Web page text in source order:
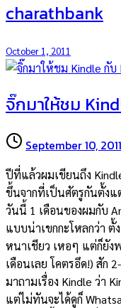
charathbank
October 1, 2011
จิ๊กมาให้ชม
September 10, 2011
ปีที่แล้วผมเขียนถึง
ขึ้นจากที่เป็นศัตรูกันตั้งแ
วันนี้ 1 เดือนของผมกับ
แบบน่าเขกกะโหลกว่า ตั้
หนาเชียว เหอๆ แต่ก็ยัง
เดือนเลย โคตรอึด!) สัก
มาถามเรื่อง Kindle ว่า
แต่ไม่ทันจะได้ดูก็